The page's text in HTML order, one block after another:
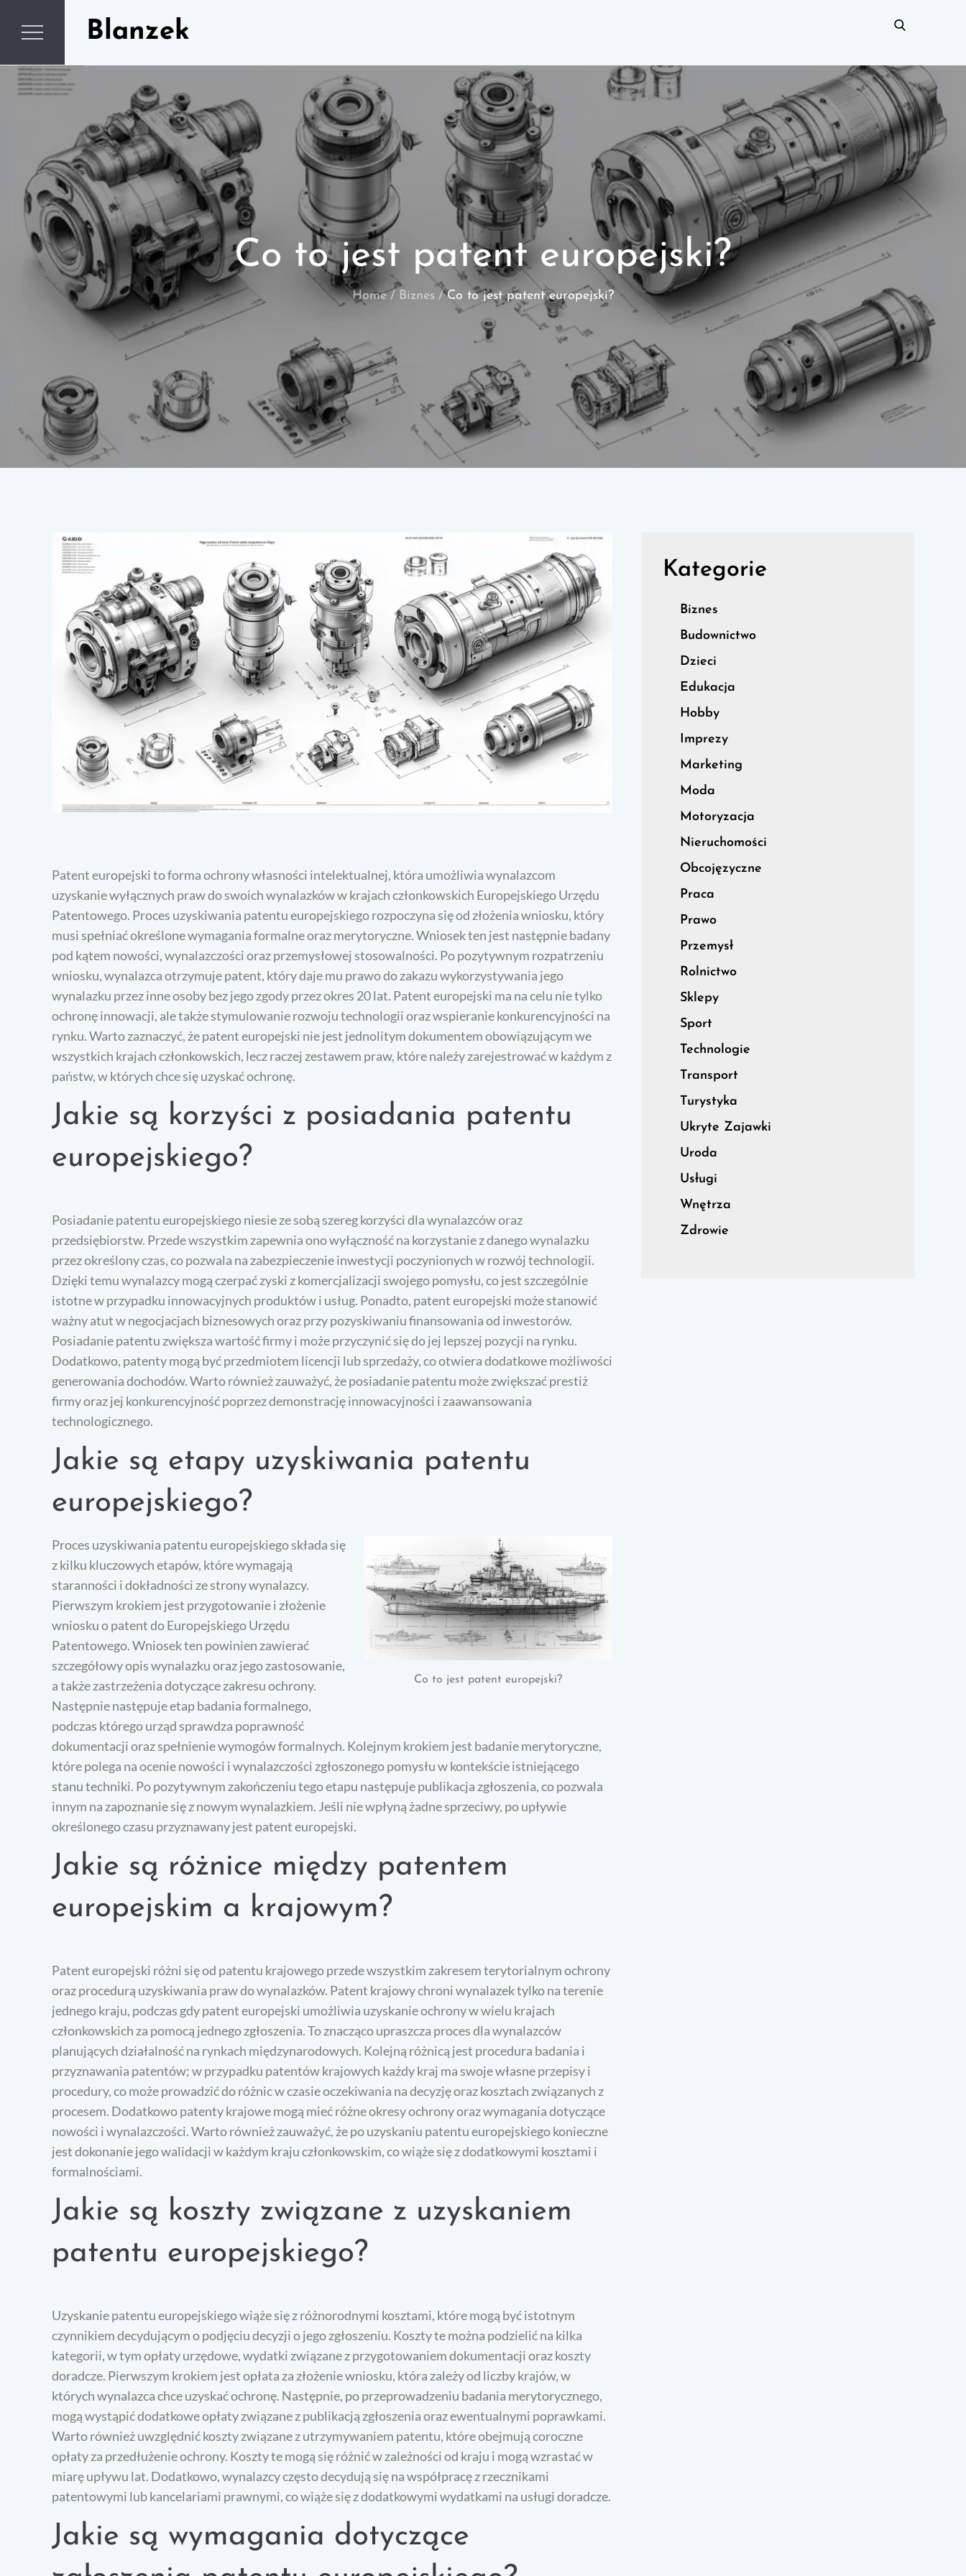
Blanzek
Co to jest patent europejski?
Home Biznes Co to jest patent europejski?
Patent europejski to forma ochrony własności intelektualnej, która umożliwia wynalazcom
uzyskanie wyłącznych praw do swoich wynalazków w krajach członkowskich Europejskiego Urzędu
Patentowego. Proces uzyskiwania patentu europejskiego rozpoczyna się od złożenia wniosku, który
musi spełniać określone wymagania formalne oraz merytoryczne. Wniosek ten jest następnie badany
pod kątem nowości, wynalazczości oraz przemysłowej stosowalności. Po pozytywnym rozpatrzeniu
wniosku, wynalazca otrzymuje patent, który daje mu prawo do zakazu wykorzystywania jego
wynalazku przez inne osoby bez jego zgody przez okres 20 lat. Patent europejski ma na celu nie tylko
ochronę innowacji, ale także stymulowanie rozwoju technologii oraz wspieranie konkurencyjności na
rynku. Warto zaznaczyć, że patent europejski nie jest jednolitym dokumentem obowiązującym we
wszystkich krajach członkowskich, lecz raczej zestawem praw, które należy zarejestrować w każdym z
państw, w których chce się uzyskać ochronę.
Jakie są korzyści z posiadania patentu
europejskiego?
Posiadanie patentu europejskiego niesie ze sobą szereg korzyści dla wynalazców oraz
przedsiębiorstw. Przede wszystkim zapewnia ono wyłączność na korzystanie z danego wynalazku
przez określony czas, co pozwala na zabezpieczenie inwestycji poczynionych w rozwój technologii.
Dzięki temu wynalazcy mogą czerpać zyski z komercjalizacji swojego pomysłu, co jest szczególnie
istotne w przypadku innowacyjnych produktów i usług. Ponadto, patent europejski może stanowić
ważny atut w negocjacjach biznesowych oraz przy pozyskiwaniu finansowania od inwestorów.
Posiadanie patentu zwiększa wartość firmy i może przyczynić się do jej lepszej pozycji na rynku.
Dodatkowo, patenty mogą być przedmiotem licencji lub sprzedaży, co otwiera dodatkowe możliwości
generowania dochodów. Warto również zauważyć, że posiadanie patentu może zwiększać prestiż
firmy oraz jej konkurencyjność poprzez demonstrację innowacyjności i zaawansowania
technologicznego.
Jakie są etapy uzyskiwania patentu
europejskiego?
Co to jest patent europejski?
Proces uzyskiwania patentu europejskiego składa się
z kilku kluczowych etapów, które wymagają
staranności i dokładności ze strony wynalazcy.
Pierwszym krokiem jest przygotowanie i złożenie
wniosku o patent do Europejskiego Urzędu
Patentowego. Wniosek ten powinien zawierać
szczegółowy opis wynalazku oraz jego zastosowanie,
a także zastrzeżenia dotyczące zakresu ochrony.
Następnie następuje etap badania formalnego,
podczas którego urząd sprawdza poprawność
dokumentacji oraz spełnienie wymogów formalnych. Kolejnym krokiem jest badanie merytoryczne,
które polega na ocenie nowości i wynalazczości zgłoszonego pomysłu w kontekście istniejącego
stanu techniki. Po pozytywnym zakończeniu tego etapu następuje publikacja zgłoszenia, co pozwala
innym na zapoznanie się z nowym wynalazkiem. Jeśli nie wpłyną żadne sprzeciwy, po upływie
określonego czasu przyznawany jest patent europejski.
Jakie są różnice między patentem
europejskim a krajowym?
Patent europejski różni się od patentu krajowego przede wszystkim zakresem terytorialnym ochrony
oraz procedurą uzyskiwania praw do wynalazków. Patent krajowy chroni wynalazek tylko na terenie
jednego kraju, podczas gdy patent europejski umożliwia uzyskanie ochrony w wielu krajach
członkowskich za pomocą jednego zgłoszenia. To znacząco upraszcza proces dla wynalazców
planujących działalność na rynkach międzynarodowych. Kolejną różnicą jest procedura badania i
przyznawania patentów; w przypadku patentów krajowych każdy kraj ma swoje własne przepisy i
procedury, co może prowadzić do różnic w czasie oczekiwania na decyzję oraz kosztach związanych z
procesem. Dodatkowo patenty krajowe mogą mieć różne okresy ochrony oraz wymagania dotyczące
nowości i wynalazczości. Warto również zauważyć, że po uzyskaniu patentu europejskiego konieczne
jest dokonanie jego walidacji w każdym kraju członkowskim, co wiąże się z dodatkowymi kosztami i
formalnościami.
Jakie są koszty związane z uzyskaniem
patentu europejskiego?
Uzyskanie patentu europejskiego wiąże się z różnorodnymi kosztami, które mogą być istotnym
czynnikiem decydującym o podjęciu decyzji o jego zgłoszeniu. Koszty te można podzielić na kilka
kategorii, w tym opłaty urzędowe, wydatki związane z przygotowaniem dokumentacji oraz koszty
doradcze. Pierwszym krokiem jest opłata za złożenie wniosku, która zależy od liczby krajów, w
których wynalazca chce uzyskać ochronę. Następnie, po przeprowadzeniu badania merytorycznego,
mogą wystąpić dodatkowe opłaty związane z publikacją zgłoszenia oraz ewentualnymi poprawkami.
Warto również uwzględnić koszty związane z utrzymywaniem patentu, które obejmują coroczne
opłaty za przedłużenie ochrony. Koszty te mogą się różnić w zależności od kraju i mogą wzrastać w
miarę upływu lat. Dodatkowo, wynalazcy często decydują się na współpracę z rzecznikami
patentowymi lub kancelariami prawnymi, co wiąże się z dodatkowymi wydatkami na usługi doradcze.
Jakie są wymagania dotyczące
Kategorie
Biznes
Budownictwo
Dzieci
Edukacja
Hobby
Imprezy
Marketing
Moda
Motoryzacja
Nieruchomości
Obcojęzyczne
Praca
Prawo
Przemysł
Rolnictwo
Sklepy
Sport
Technologie
Transport
Turystyka
Ukryte Zajawki
Uroda
Usługi
Wnętrza
Zdrowie